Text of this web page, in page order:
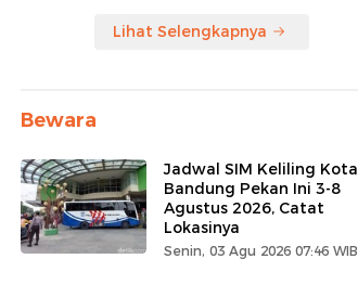
Lihat Selengkapnya
Bewara
Jadwal SIM Keliling Kota
Bandung Pekan Ini 3-8
Agustus 2026, Catat
Lokasinya
Senin, 03 Agu 2026 07:46 WIB